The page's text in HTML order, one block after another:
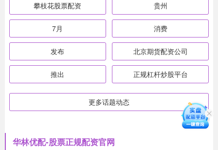
攀枝花股票配资 贵州
7月 消费
发布 北京期货配资公司
推出 正规杠杆炒股平台
更多话题动态
华林优配-股票正规配资官网